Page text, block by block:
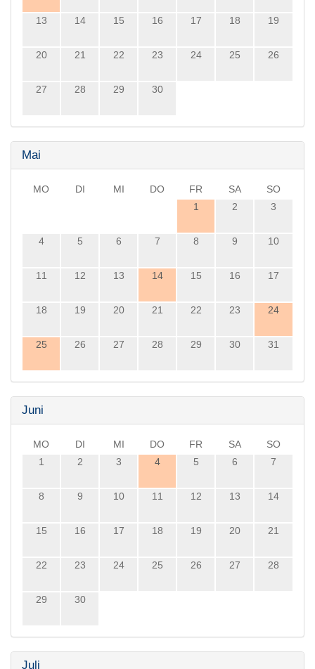
13 14 15 16 17 18 19
20 21 22 23 24 25 26
27 28 29 30
Mai
MO DI MI DO FR SA
SO
1
2 3
4 5 6 7 8 9 10
11 12 13 14 15 16 17
18 19 20 21 22 23 24
25 26 27 28 29 30 31
Juni
MO DI MI DO FR SA
SO
1
2 3 4 5 6 7
8 9 10 11 12 13 14
15 16 17 18 19 20 21
22 23 24 25 26 27 28
29 30
Juli